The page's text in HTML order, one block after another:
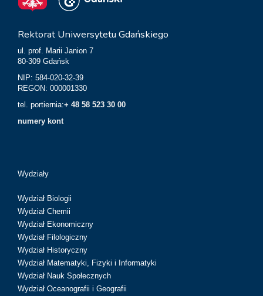
Rektorat Uniwersytetu Gdańskiego
ul. prof. Marii Janion 7
80-309 Gdańsk
NIP: 584-020-32-39
REGON: 000001330
tel. portiernia:+ 48 58 523 30 00
numery kont
Wydziały
Wydział Biologii
Wydział Chemii
Wydział Ekonomiczny
Wydział Filologiczny
Wydział Historyczny
Wydział Matematyki, Fizyki i Informatyki
Wydział Nauk Społecznych
Wydział Oceanografii i Geografii